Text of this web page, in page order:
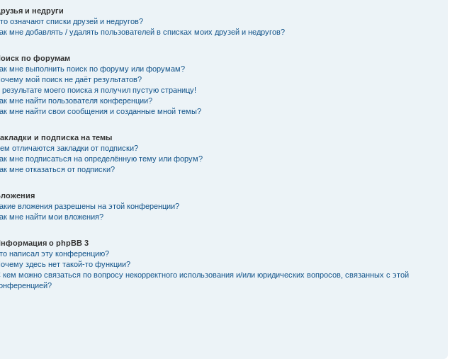
и недруги
означают списки друзей и недругов?
мне добавлять / удалять пользователей в списках моих друзей и недругов?
по форумам
мне выполнить поиск по форуму или форумам?
мой поиск не даёт результатов?
результате моего поиска я получил пустую страницу!
мне найти пользователя конференции?
мне найти свои сообщения и созданные мной темы?
и подписка на темы
отличаются закладки от подписки?
мне подписаться на определённую тему или форум?
мне отказаться от подписки?
вложения разрешены на этой конференции?
мне найти мои вложения?
о phpBB 3
написал эту конференцию?
здесь нет такой-то функции?
кем можно связаться по вопросу некорректного использования и/или юридических вопросов, связанных с этой